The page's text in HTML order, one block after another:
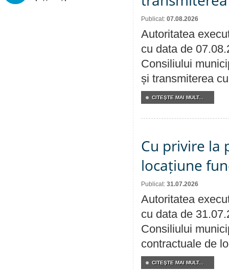
Publicat: 07.08.2026
Autoritatea
cu data de
Consiliului
și transmiterea
CITEŞTE MAI MULT...
Cu privire la
locațiune
Publicat: 31.07.2026
Autoritatea
cu data de
Consiliului
contractuale de
CITEŞTE MAI MULT...